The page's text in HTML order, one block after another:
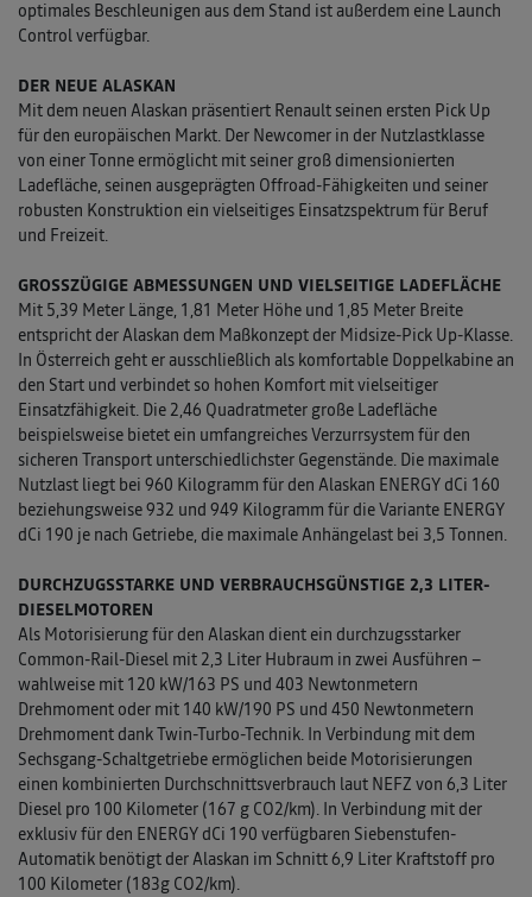
optimales Beschleunigen aus dem Stand ist außerdem eine Launch
Control verfügbar.
DER NEUE ALASKAN
Mit dem neuen Alaskan präsentiert Renault seinen ersten Pick Up
für den europäischen Markt. Der Newcomer in der Nutzlastklasse
von einer Tonne ermöglicht mit seiner groß dimensionierten
Ladefläche, seinen ausgeprägten Offroad-Fähigkeiten und seiner
robusten Konstruktion ein vielseitiges Einsatzspektrum für Beruf
und Freizeit.
GROSSZÜGIGE ABMESSUNGEN UND VIELSEITIGE LADEFLÄCHE
Mit 5,39 Meter Länge, 1,81 Meter Höhe und 1,85 Meter Breite
entspricht der Alaskan dem Maßkonzept der Midsize-Pick Up-Klasse.
In Österreich geht er ausschließlich als komfortable Doppelkabine an
den Start und verbindet so hohen Komfort mit vielseitiger
Einsatzfähigkeit. Die 2,46 Quadratmeter große Ladefläche
beispielsweise bietet ein umfangreiches Verzurrsystem für den
sicheren Transport unterschiedlichster Gegenstände. Die maximale
Nutzlast liegt bei 960 Kilogramm für den Alaskan ENERGY dCi 160
beziehungsweise 932 und 949 Kilogramm für die Variante ENERGY
dCi 190 je nach Getriebe, die maximale Anhängelast bei 3,5 Tonnen.
DURCHZUGSSTARKE UND VERBRAUCHSGÜNSTIGE 2,3 LITER-
DIESELMOTOREN
Als Motorisierung für den Alaskan dient ein durchzugsstarker
Common-Rail-Diesel mit 2,3 Liter Hubraum in zwei Ausführen –
wahlweise mit 120 kW/163 PS und 403 Newtonmetern
Drehmoment oder mit 140 kW/190 PS und 450 Newtonmetern
Drehmoment dank Twin-Turbo-Technik. In Verbindung mit dem
Sechsgang-Schaltgetriebe ermöglichen beide Motorisierungen
einen kombinierten Durchschnittsverbrauch laut NEFZ von 6,3 Liter
Diesel pro 100 Kilometer (167 g CO2/km). In Verbindung mit der
exklusiv für den ENERGY dCi 190 verfügbaren Siebenstufen-
Automatik benötigt der Alaskan im Schnitt 6,9 Liter Kraftstoff pro
100 Kilometer (183g CO2/km).